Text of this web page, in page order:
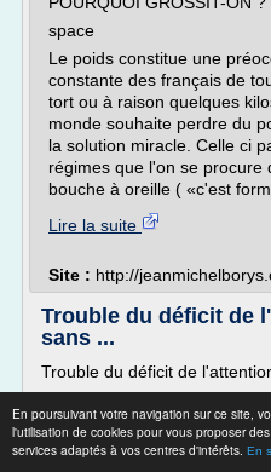
En poursuivant votre navigation sur ce site,
l'utilisation de cookies pour vous proposer
services adaptés à vos centres d'intérêts. En
space
Le poids constitue une
constante des français de
tort ou à raison quelques
monde souhaite perdre du
la solution miracle. Celle ci
régimes que l'on se procure
bouche à oreille ( «c'est
Lire la suite
Site : http://
Trouble du déficit de
sans ...
Trouble du déficit de
Pour les articles homonymes,
Trouble du déficit de